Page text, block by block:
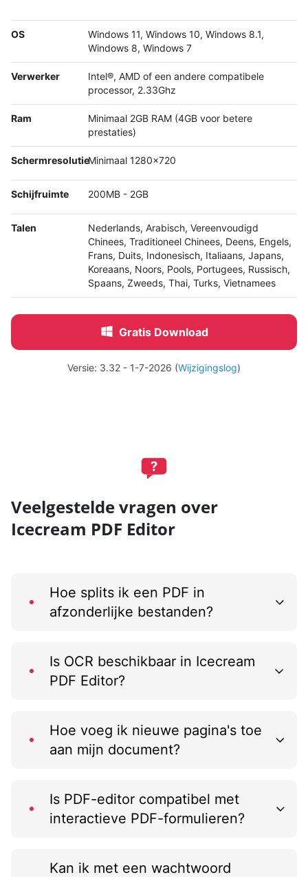
OS
Windows 11, Windows 10, Windows 8.1,
Windows 8, Windows 7
Verwerker
Intel®, AMD of een andere compatibele
processor, 2.33Ghz
Ram
Minimaal 2GB RAM (4GB voor betere
prestaties)
SchermresolutieMinimaal 1280x720
Schijfruimte 200MB - 2GB
Talen
Nederlands, Arabisch, Vereenvoudigd
Chinees, Traditioneel Chinees, Deens, Engels,
Frans, Duits, Indonesisch, Italiaans, Japans,
Koreaans, Noors, Pools, Portugees, Russisch,
Spaans, Zweeds, Thai, Turks, Vietnamees
Gratis Download
Versie: 3.32 - 1-7-2026 (Wijzigingslog)
Veelgestelde vragen over
Icecream PDF Editor
Hoe splits ik een PDF in
afzonderlijke bestanden?
Is OCR beschikbaar in Icecream
PDF Editor?
Hoe voeg ik nieuwe pagina's toe
aan mijn document?
Is PDF-editor compatibel met
interactieve PDF-formulieren?
Kan ik met een wachtwoord